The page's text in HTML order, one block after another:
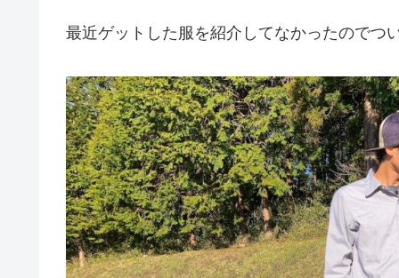
最近ゲットした服を紹介してなかったのでつ